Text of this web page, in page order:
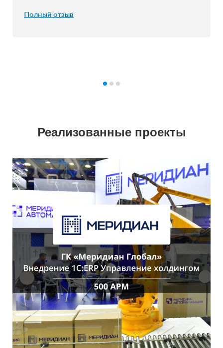
Реализованные проекты